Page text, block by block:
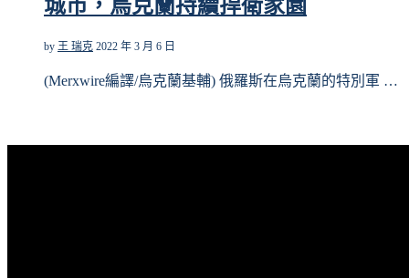
城市，烏克蘭持續捍衛家園
by 王 瑞克 2022 年 3 月 6 日
(Merxwire編譯/烏克蘭基輔) 俄羅斯在烏克蘭的特別軍 …